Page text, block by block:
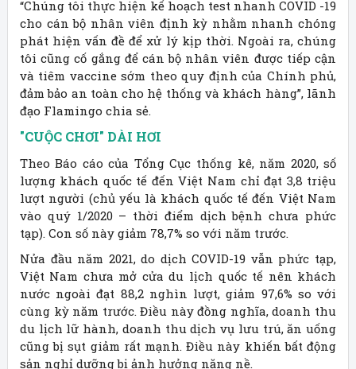
“Chúng tôi thực hiện kế hoạch test nhanh COVID -19
cho cán bộ nhân viên định kỳ nhằm nhanh chóng
phát hiện vấn đề để xử lý kịp thời. Ngoài ra, chúng
tôi cũng cố gắng để cán bộ nhân viên được tiếp cận
và tiêm vaccine sớm theo quy định của Chính phủ,
đảm bảo an toàn cho hệ thống và khách hàng”, lãnh
đạo Flamingo chia sẻ.
"CUỘC CHƠI" DÀI HƠI
Theo Báo cáo của Tổng Cục thống kê, năm 2020, số
lượng khách quốc tế đến Việt Nam chỉ đạt 3,8 triệu
lượt người (chủ yếu là khách quốc tế đến Việt Nam
vào quý 1/2020 – thời điểm dịch bệnh chưa phức
tạp). Con số này giảm 78,7% so với năm trước.
Nửa đầu năm 2021, do dịch COVID-19 vẫn phức tạp,
Việt Nam chưa mở cửa du lịch quốc tế nên khách
nước ngoài đạt 88,2 nghìn lượt, giảm 97,6% so với
cùng kỳ năm trước. Điều này đồng nghĩa, doanh thu
du lịch lữ hành, doanh thu dịch vụ lưu trú, ăn uống
cũng bị sụt giảm rất mạnh. Điều này khiến bất động
sản nghỉ dưỡng bị ảnh hưởng nặng nề.